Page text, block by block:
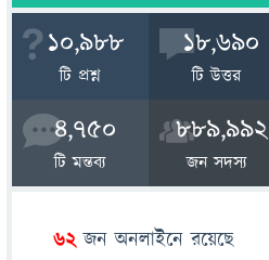
10,988
টি প্রশ্ন
18,690
টি উত্তর
4,750
টি মন্তব্য
889,992
জন সদস্য
62জন অনলাইনে রয়েছে